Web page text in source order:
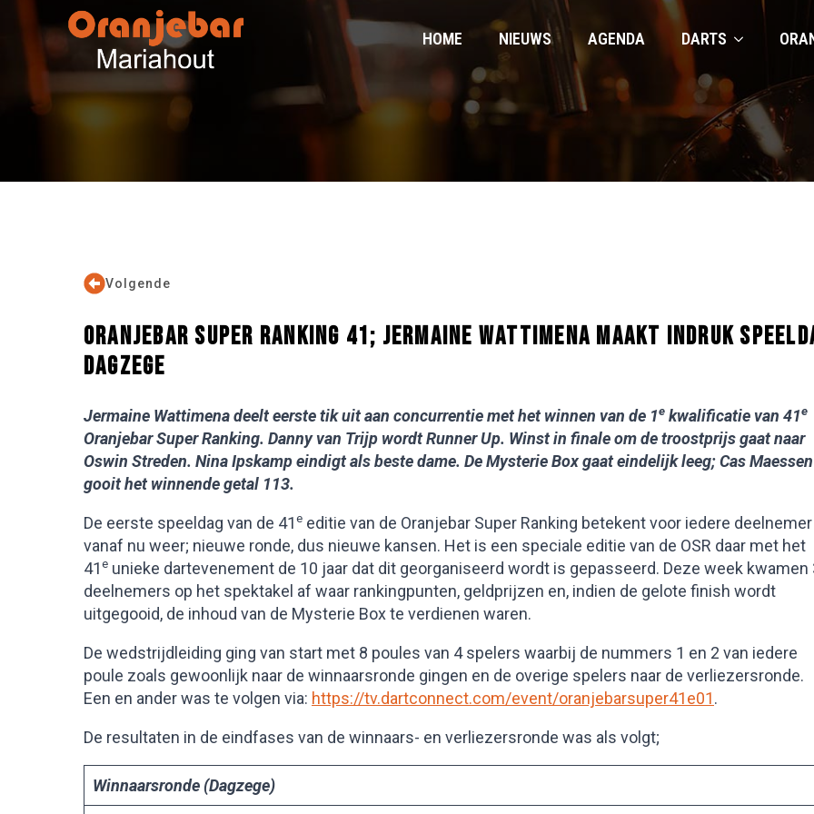
HOME NIEUWS AGENDA DARTS
Volgende
ORANJEBAR SUPER RANKING 41; JERMAINE WATTIMENA MAAKT INDRUK
DAGZEGE
Jermaine Wattimena deelt eerste tik uit aan concurrentie met het winnen van de 1e kwalificatie van 41e
Oranjebar Super Ranking. Danny van Trijp wordt Runner Up. Winst in finale om de troostprijs gaat naar
Oswin Streden. Nina Ipskamp eindigt als beste dame. De Mysterie Box gaat eindelijk leeg; Cas Maessen
gooit het winnende getal 113.
De eerste speeldag van de 41e editie van de Oranjebar Super Ranking betekent voor iedere deelnemer
vanaf nu weer; nieuwe ronde, dus nieuwe kansen. Het is een speciale editie van de OSR daar met het
41e unieke dartevenement de 10 jaar dat dit georganiseerd wordt is gepasseerd. Deze week kwamen
deelnemers op het spektakel af waar rankingpunten, geldprijzen en, indien de gelote finish wordt
uitgegooid, de inhoud van de Mysterie Box te verdienen waren.
De wedstrijdleiding ging van start met 8 poules van 4 spelers waarbij de nummers 1 en 2 van iedere
poule zoals gewoonlijk naar de winnaarsronde gingen en de overige spelers naar de verliezersronde.
Een en ander was te volgen via: https://tv.dartconnect.com/event/oranjebarsuper41e01.
De resultaten in de eindfases van de winnaars- en verliezersronde was als volgt;
Winnaarsronde (Dagzege)